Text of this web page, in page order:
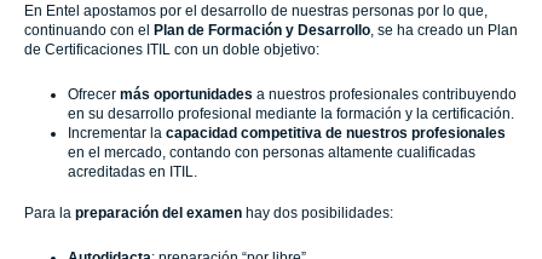
En Entel apostamos por el desarrollo de nuestras personas por lo que,
continuando con el
Plan de Formación y Desarrollo, se ha creado un Plan
de Certificaciones ITIL con un doble objetivo:
­Ofrecer más oportunidades a nuestros profesionales contribuyendo
en su desarrollo profesional mediante la formación y la certificación.
Incrementar la capacidad competitiva de nuestros profesionales
en el mercado, contando con personas altamente cualificadas
acreditadas en ITIL.
Para la preparación del examen hay dos posibilidades: